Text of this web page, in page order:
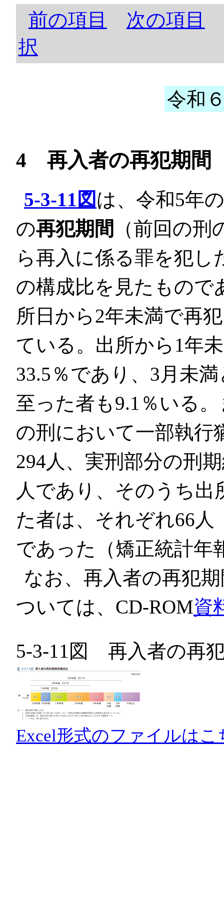
前の項目
次の項目
択
令和
4 再入者の再犯期間
5-3-11図は、令和5年
の再犯期間
（前回の
ら再入に係る罪を犯
の構成比を見たもので
所日から2年未満で再
ている。出所から1年
33.5％であり、3月未
至った者も9.1％いる
の刑において一部執行
294人、実刑部分の刑
人であり、そのうち出
た者は、それぞれ66人
であった（矯正統計年
なお、再入者の再犯
ついては、CD-ROM資
5-3-11図 再入者の再
Excel形式のファイルはこ